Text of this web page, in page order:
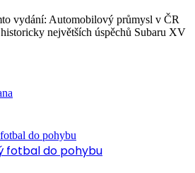
vydání: Automobilový průmysl v ČR
největších úspěchů Subaru XV
fotbal do pohybu